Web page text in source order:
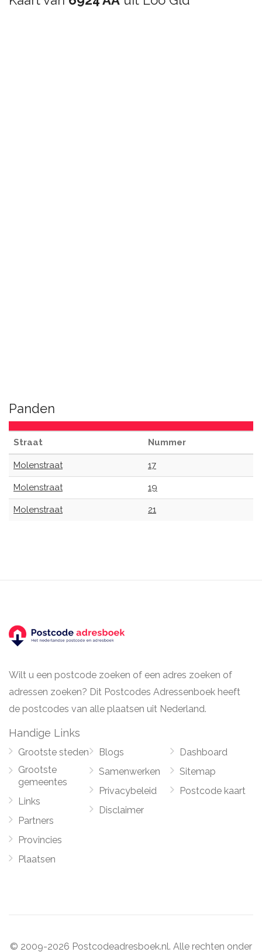
Panden
Straat Nummer
Molenstraat 17
Molenstraat 19
Molenstraat 21
Wilt u een postcode zoeken of een adres zoeken of
adressen zoeken? Dit Postcodes Adressenboek heeft
de postcodes van alle plaatsen uit Nederland.
Handige Links
Grootste steden
Grootste
gemeentes
Links
Partners
Provincies
Plaatsen
Blogs
Samenwerken
Privacybeleid
Disclaimer
Dashboard
Sitemap
Postcode kaart
© 2009-2026 Postcodeadresboek.nl. Alle rechten onder